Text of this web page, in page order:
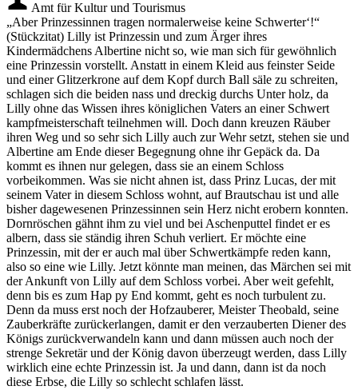
Amt für Kultur und Tourismus
„Aber Prinzessinnen tragen normalerweise keine Schwerter‘!“
(Stückzitat) Lilly ist Prinzessin und zum Ärger ihres
Kindermädchens Albertine nicht so, wie man sich für gewöhnlich
eine Prinzessin vorstellt. Anstatt in einem Kleid aus feinster Seide
und einer Glitzerkrone auf dem Kopf durch Ball säle zu schreiten,
schlagen sich die beiden nass und dreckig durchs Unter holz, da
Lilly ohne das Wissen ihres königlichen Vaters an einer Schwert
kampfmeisterschaft teilnehmen will. Doch dann kreuzen Räuber
ihren Weg und so sehr sich Lilly auch zur Wehr setzt, stehen sie und
Albertine am Ende dieser Begegnung ohne ihr Gepäck da. Da
kommt es ihnen nur gelegen, dass sie an einem Schloss
vorbeikommen. Was sie nicht ahnen ist, dass Prinz Lucas, der mit
seinem Vater in diesem Schloss wohnt, auf Brautschau ist und alle
bisher dagewesenen Prinzessinnen sein Herz nicht erobern konnten.
Dornröschen gähnt ihm zu viel und bei Aschenputtel findet er es
albern, dass sie ständig ihren Schuh verliert. Er möchte eine
Prinzessin, mit der er auch mal über Schwertkämpfe reden kann,
also so eine wie Lilly. Jetzt könnte man meinen, das Märchen sei mit
der Ankunft von Lilly auf dem Schloss vorbei. Aber weit gefehlt,
denn bis es zum Hap py End kommt, geht es noch turbulent zu.
Denn da muss erst noch der Hofzauberer, Meister Theobald, seine
Zauberkräfte zurückerlangen, damit er den verzauberten Diener des
Königs zurückverwandeln kann und dann müssen auch noch der
strenge Sekretär und der König davon überzeugt werden, dass Lilly
wirklich eine echte Prinzessin ist. Ja und dann, dann ist da noch
diese Erbse, die Lilly so schlecht schlafen lässt.